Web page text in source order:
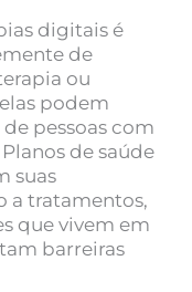
digitais é
de
ou
podem
pessoas com
de saúde
suas
a tratamentos,
que vivem em
barreiras